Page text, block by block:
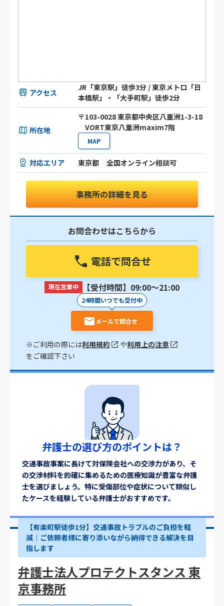
アクセス
JR「東京駅」徒歩3分 / 東京メトロ「日
本橋駅」・「大手町駅」徒歩2分
所在地
〒103-0028 東京都中央区八重洲1-3-18
VORT東京八重洲maxim7階
MAP
対応エリア 東京都 全国オンライン相談可
事務所の詳細を見る
お問合わせはこちらから
電話で問合せ
現在営業中 【受付時間】09:00〜21:00
24時間いつでも受付中
メールで問合せ
※ご利用の際には利用規約 や利用上の注意
をご確認下さい
弁護士の選び方のポイントは？
交通事故事案に長けて対保険会社への交渉力があり、そ
の交渉材料を的確に集めるための医療知識が豊富な弁護
士を選びましょう。特に受傷部位や症状について類似し
たケースを経験している弁護士がおすすめです。
【有楽町駅徒歩1分】交通事故トラブルのご負担を軽
減｜ご依頼者様に寄り添いながら納得できる解決を目
指します
弁護士法人プロテクトスタンス 東
京事務所